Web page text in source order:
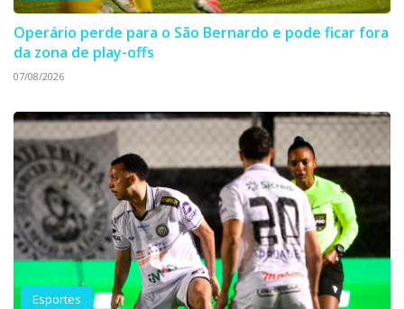
Operário perde para o São Bernardo e pode ficar fora
da zona de play-offs
07/08/2026
Esportes